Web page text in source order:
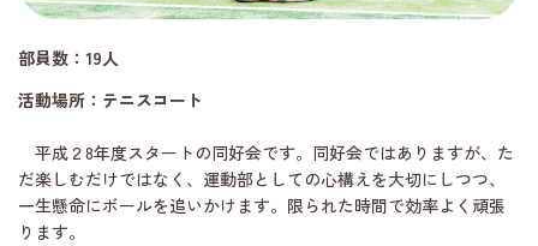
部員数：19人
活動場所：テニスコート
平成２8年度スタートの同好会です。同好会ではありますが、た
だ楽しむだけではなく、運動部としての心構えを大切にしつつ、
一生懸命にボールを追いかけます。限られた時間で効率よく頑張
ります。